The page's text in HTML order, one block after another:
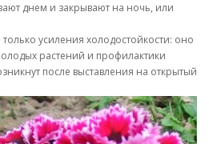
днем и закрывают на ночь, или
усиления холодостойкости: оно
растений и профилактики
после выставления на открытый